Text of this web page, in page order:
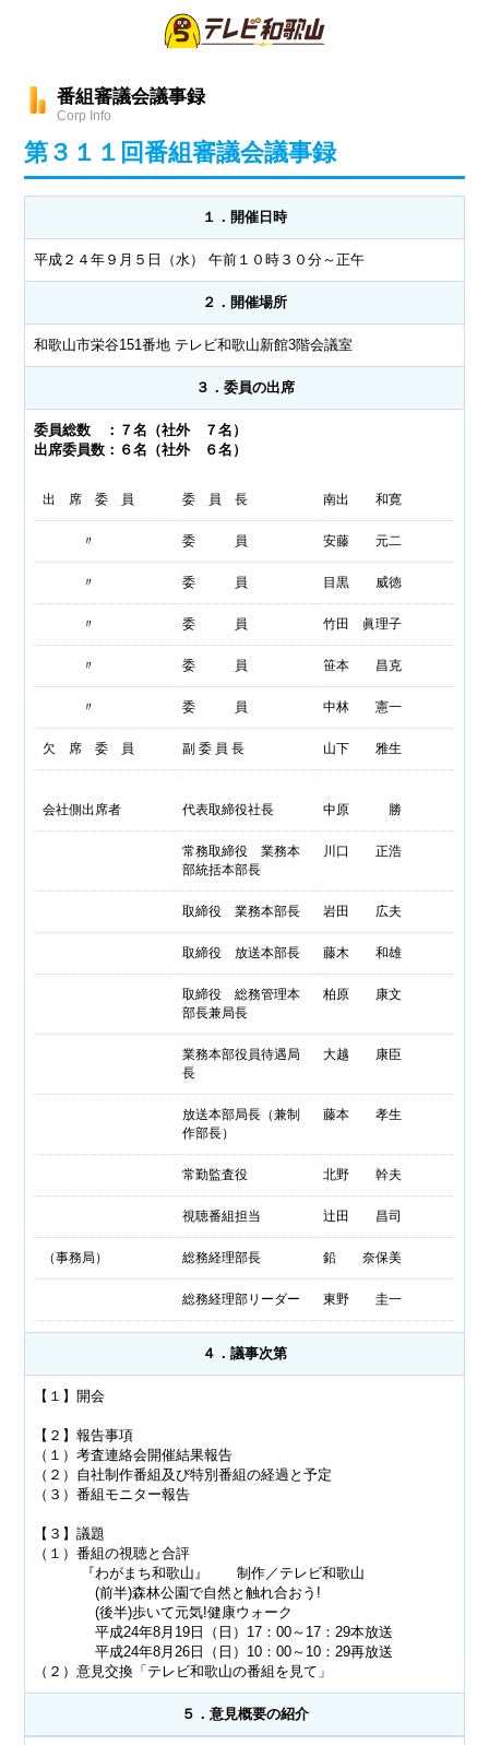
番組審議会議事録
Corp Info
第３１１回番組審議会議事録
１．開催日時
平成２４年９月５日（水） 午前１０時３０分～正午
２．開催場所
和歌山市栄谷151番地 テレビ和歌山新館3階会議室
３．委員の出席
委員総数 ：７名（社外 ７名）
出席委員数：６名（社外 ６名）
出 席 委 員 委 員 長 南出 和寛
〃 委 員 安藤 元二
〃 委 員 目黒 威徳
〃 委 員 竹田 眞理子
〃 委 員 笹本 昌克
〃 委 員 中林 憲一
欠 席 委 員 副 委 員 長 山下 雅生
会社側出席者 代表取締役社長 中原 勝
常務取締役 業務本
部統括本部長
川口 正浩
取締役 業務本部長 岩田 広夫
取締役 放送本部長 藤木 和雄
取締役 総務管理本
部長兼局長
柏原 康文
業務本部役員待遇局
長
大越 康臣
放送本部局長（兼制
作部長）
藤本 孝生
常勤監査役 北野 幹夫
視聴番組担当 辻田 昌司
（事務局） 総務経理部長 鉛 奈保美
総務経理部リーダー 東野 圭一
４．議事次第
【１】開会
【２】報告事項
（１）考査連絡会開催結果報告
（２）自社制作番組及び特別番組の経過と予定
（３）番組モニター報告
【３】議題
（１）番組の視聴と合評
『わがまち和歌山』 制作／テレビ和歌山
(前半)森林公園で自然と触れ合おう!
(後半)歩いて元気!健康ウォーク
平成24年8月19日（日）17：00～17：29本放送
平成24年8月26日（日）10：00～10：29再放送
（２）意見交換「テレビ和歌山の番組を見て」
５．意見概要の紹介